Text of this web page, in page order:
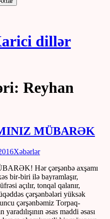
dillər
Reyhan
MÜBARƏK
Xəbərlər
Hər çərşənbə axşamı
bir-biri ilə bayramlaşır,
açılır, tonqal qalanır,
çərşənbələri yüksək
çərşənbəmiz Torpaq-
əsas maddi əsası